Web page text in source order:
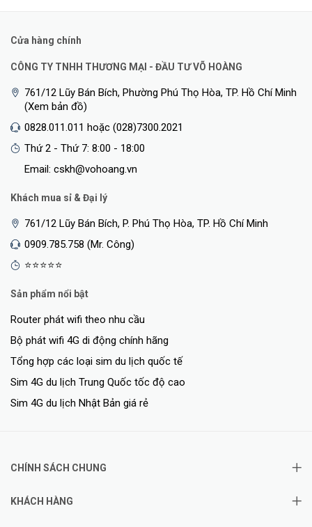
Tùy Chọn Lưu Trữ Linh Hoạt
Lưu video đã ghi vào thẻ nhớ microSD† (tối đa 512 GB), Tapo H500
Âm Thanh Hai Chiều
Cửa hàng chính
CÔNG TY TNHH THƯƠNG MẠI - ĐẦU TƯ VÕ HOÀNG
761/12 Lũy Bán Bích, Phường Phú Thọ Hòa, TP. Hồ Chí Minh
(Xem bản đồ)
0828.011.011 hoặc (028)7300.2021
Thứ 2 - Thứ 7: 8:00 - 18:00
Email: cskh@vohoang.vn
Khách mua sỉ & Đại lý
761/12 Lũy Bán Bích, P. Phú Thọ Hòa, TP. Hồ Chí Minh
0909.785.758 (Mr. Công)
⭐⭐⭐⭐⭐
Sản phẩm nổi bật
Router phát wifi theo nhu cầu
Bộ phát wifi 4G di động chính hãng
Tổng hợp các loại sim du lịch quốc tế
Sim 4G du lịch Trung Quốc tốc độ cao
Sim 4G du lịch Nhật Bản giá rẻ
CHÍNH SÁCH CHUNG
KHÁCH HÀNG